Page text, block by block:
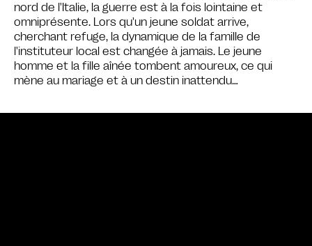
nord de l'Italie, la guerre est à la fois lointaine et
omniprésente. Lors qu'un jeune soldat arrive,
cherchant refuge, la dynamique de la famille de
l'instituteur local est changée à jamais. Le jeune
homme et la fille aînée tombent amoureux, ce qui
mène au mariage et à un destin inattendu…